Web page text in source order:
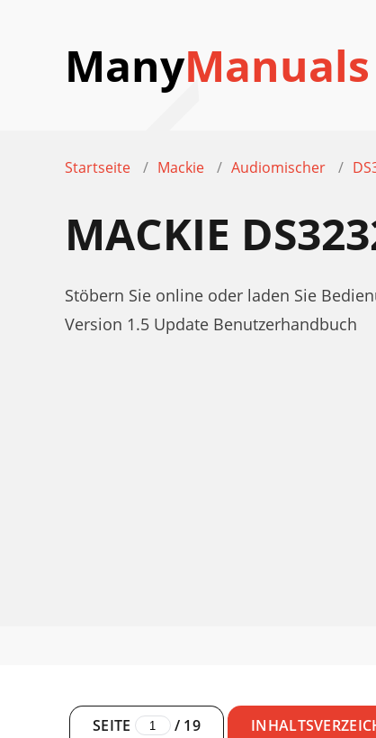
ManyManuals
Startseite Mackie Audiomischer
MACKIE
Stöbern Sie online oder laden Sie
Version 1.5 Update Benutzerhandbuch
SEITE / 19